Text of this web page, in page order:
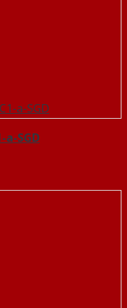
a-SGD